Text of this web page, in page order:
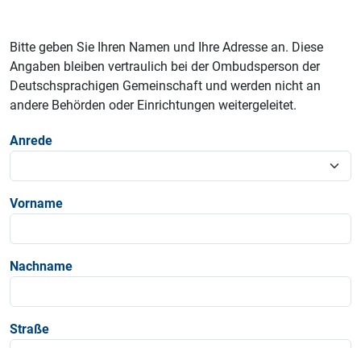
Bitte geben Sie Ihren Namen und Ihre Adresse an. Diese
Angaben bleiben vertraulich bei der Ombudsperson der
Deutschsprachigen Gemeinschaft und werden nicht an
andere Behörden oder Einrichtungen weitergeleitet.
Anrede
Vorname
Nachname
Straße